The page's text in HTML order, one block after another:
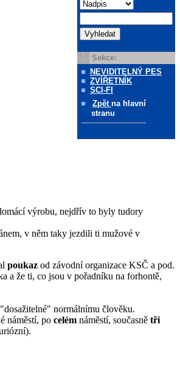
Sekce:
NEVIDITELNÝ PES
ZVÍŘETNÍK
SCI-FI
Zpět na hlavní
stranu
výrobu, nejdřív to byly tudory
v něm taky jezdili ti mužové v
poukaz od závodní organizace KSČ a pod.
a že ti, co jsou v pořadníku na forhontě,
normálnímu člověku.
náměstí, po celém náměstí, současně tři